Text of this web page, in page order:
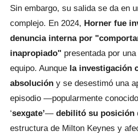
Sin embargo, su salida se da en
complejo. En 2024, Horner fue
denuncia interna por
inapropiado" presentada por
equipo. Aunque la investigación
absolución y se desestimó una
episodio —popularmente
‘sexgate’— debilitó su posición
estructura de Milton Keynes y